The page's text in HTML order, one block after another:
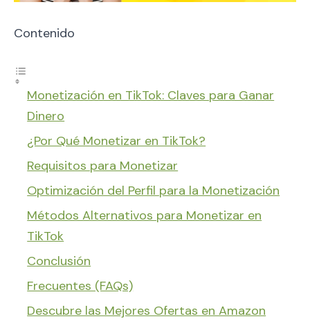
Contenido
Monetización en TikTok: Claves para Ganar
Dinero
¿Por Qué Monetizar en TikTok?
Requisitos para Monetizar
Optimización del Perfil para la Monetización
Métodos Alternativos para Monetizar en
TikTok
Conclusión
Frecuentes (FAQs)
Descubre las Mejores Ofertas en Amazon